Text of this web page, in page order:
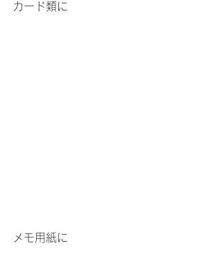
カード類に
メモ用紙に